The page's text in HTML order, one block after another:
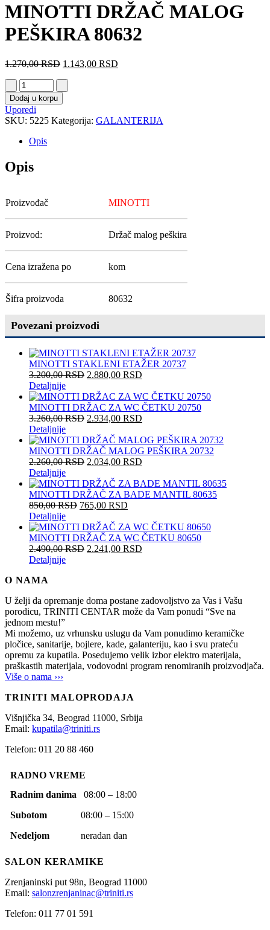
MINOTTI DRŽAČ MALOG
PEŠKIRA 80632
1.270,00RSD 1.143,00 RSD
Dodaj u korpu
Uporedi
SKU: 5225 Kategorija: GALANTERIJA
Opis
Opis
Proizvođač MINOTTI
Proizvod: Držač malog peškira
Cena izražena po kom
Šifra proizvoda 80632
Povezani proizvodi
MINOTTI STAKLENI ETAŽER 20737
3.200,00RSD 2.880,00 RSD
Detaljnije
MINOTTI DRŽAC ZA WC ČETKU 20750
3.260,00RSD 2.934,00 RSD
Detaljnije
MINOTTI DRŽAČ MALOG PEŠKIRA 20732
2.260,00RSD 2.034,00 RSD
Detaljnije
MINOTTI DRŽAČ ZA BADE MANTIL 80635
850,00RSD 765,00 RSD
Detaljnije
MINOTTI DRŽAČ ZA WC ČETKU 80650
2.490,00RSD 2.241,00 RSD
Detaljnije
O NAMA
U želji da opremanje doma postane zadovoljstvo za Vas i Vašu
porodicu, TRINITI CENTAR može da Vam ponudi “Sve na
jednom mestu!”
Mi možemo, uz vrhunsku uslugu da Vam ponudimo keramičke
pločice, sanitarije, bojlere, kade, galanteriju, kao i svu prateću
opremu za kupatila. Posedujemo velik izbor elektro materijala,
praškastih materijala, vodovodni program renomiranih proizvodjača.
Više o nama ›››
TRINITI MALOPRODAJA
Višnjička 34, Beograd 11000, Srbija
Email: kupatila@triniti.rs
Telefon: 011 20 88 460
RADNO VREME
Radnim danima 08:00 – 18:00
Subotom 08:00 – 15:00
Nedeljom neradan dan
SALON KERAMIKE
Zrenjaninski put 98n, Beograd 11000
Email: salonzrenjaninac@triniti.rs
Telefon: 011 77 01 591